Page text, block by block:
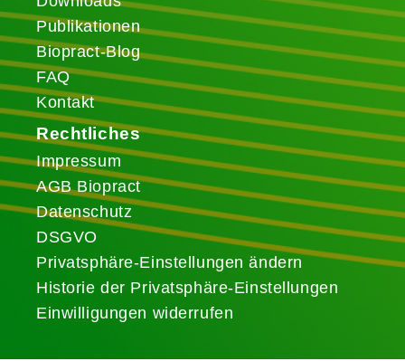
Publikationen
Biopract-Blog
FAQ
Kontakt
Rechtliches
Impressum
AGB Biopract
Datenschutz
DSGVO
Privatsphäre-Einstellungen ändern
Historie der Privatsphäre-Einstellungen
Einwilligungen widerrufen